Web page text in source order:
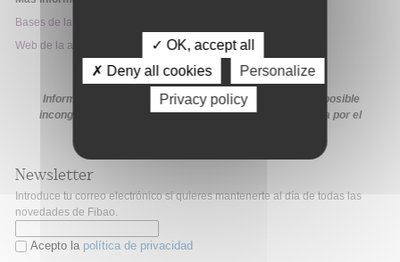
Bases de la convocatoria
Web de la ayuda
Información extraída de la web de la ayuda. En caso de posible
incongruencia, prevalecerá la información proporcionada por el
Newsletter
Introduce tu correo electrónico si quieres mantenerte al día de todas las
novedades de Fibao.
Acepto la política de privacidad
✓ OK, accept all
✗ Deny all cookies
Personalize
Privacy policy